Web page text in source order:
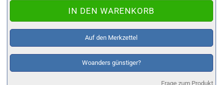
Auf den Merkzettel
Woanders günstiger?
Frage zum Produkt